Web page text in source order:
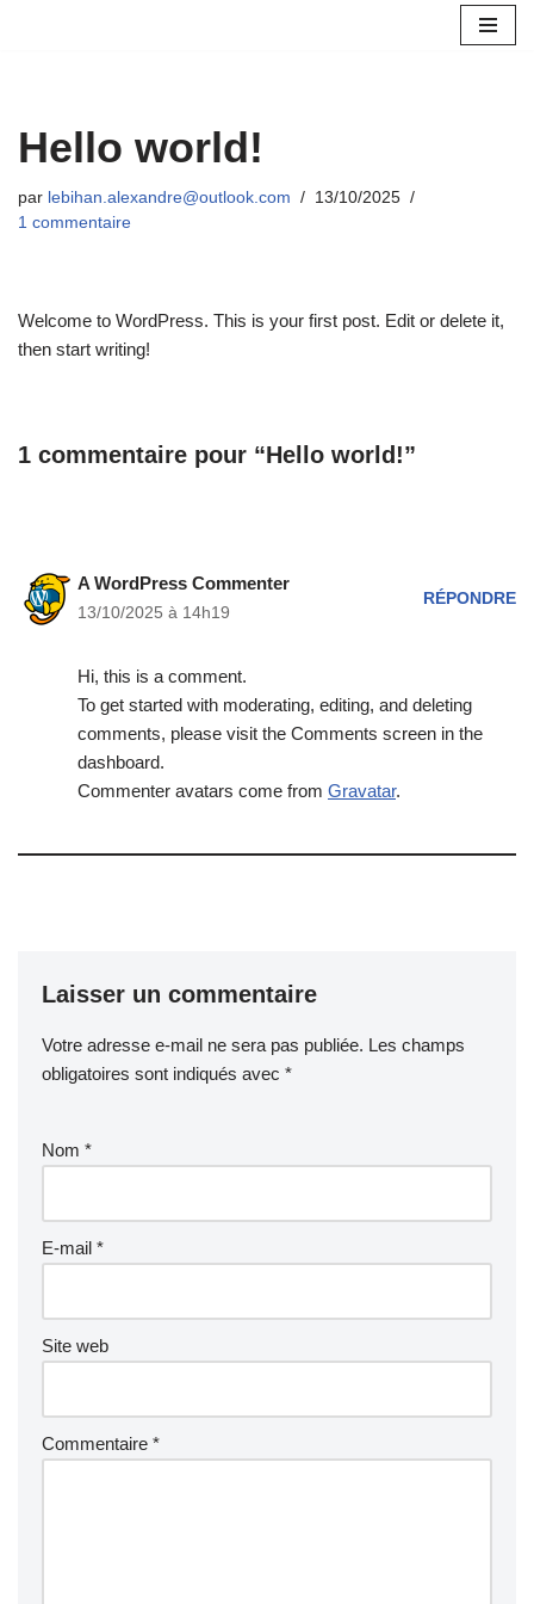
Hello world!
par lebihan.alexandre@outlook.com
13/10/2025
1 commentaire
Welcome to WordPress. This is your first post. Edit or delete it,
then start writing!
1 commentaire pour “Hello world!”
A WordPress Commenter
13/10/2025 à 14h19
RÉPONDRE
Hi, this is a comment.
To get started with moderating, editing, and deleting
comments, please visit the Comments screen in the
dashboard.
Commenter avatars come from Gravatar.
Laisser un commentaire
Votre adresse e-mail ne sera pas publiée. Les champs
obligatoires sont indiqués avec *
Nom *
E-mail *
Site web
Commentaire *